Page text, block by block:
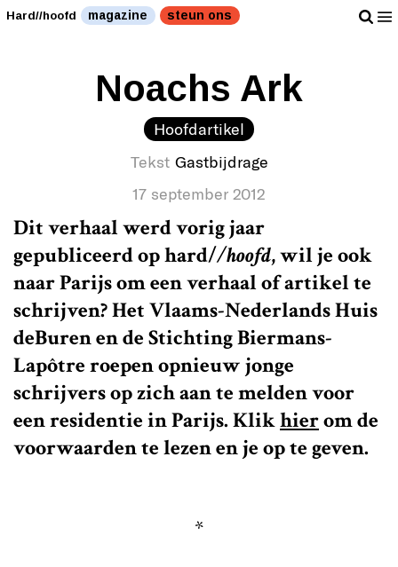
Hard//hoofd magazine steun ons
Noachs Ark
Hoofdartikel
Tekst Gastbijdrage
17 september 2012
Dit verhaal werd vorig jaar
gepubliceerd ophard//hoofd, wil je ook
naar Parijs om een verhaal of artikel te
schrijven? Het Vlaams-Nederlands Huis
deBuren en de Stichting Biermans-
Lapôtre roepen opnieuw jonge
schrijvers op zich aan te melden voor
een residentie in Parijs. Klikhierom de
voorwaarden te lezen en je op te geven.
*